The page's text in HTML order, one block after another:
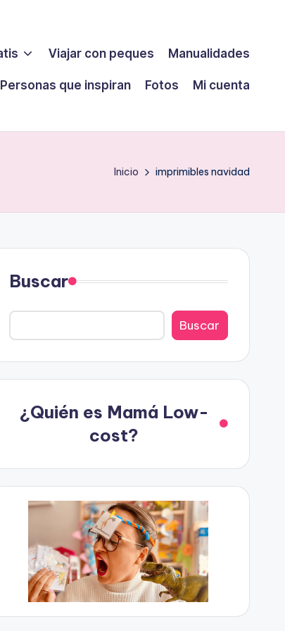
Viajar con peques Manualidades
Personas que inspiran Fotos Mi cuenta
Inicio imprimibles navidad
Buscar
Buscar
¿Quién es Mamá Low-
cost?